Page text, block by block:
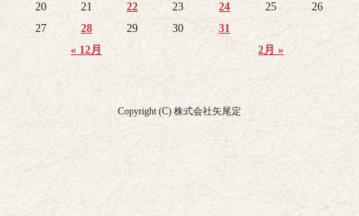
« 12月 2月 »
20
21 22 23 24 25
26
27
28 29 30 31
Copyright (C) 株式会社矢尾定